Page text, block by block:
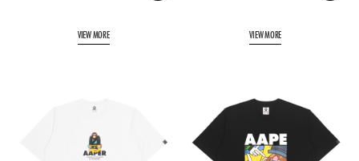
VIEW MORE VIEW MORE